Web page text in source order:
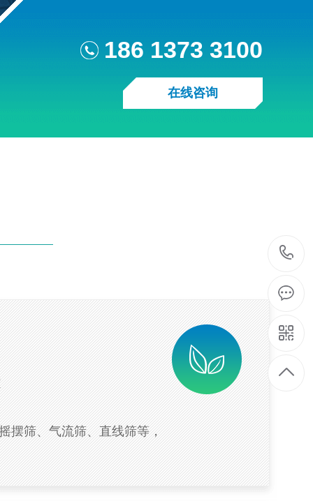
186 1373 3100
在线咨询
摆筛、气流筛、直线筛等，